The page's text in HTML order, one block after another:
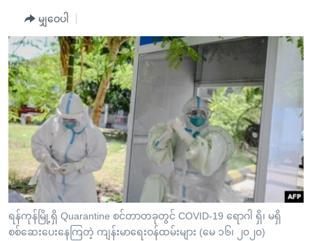
ကျော်
ကြည့်
ရန်
ပင်မ
အ
ညွန်း
စာမျက်နှာ
သို့
ကျော်
ကြည့်
ရန်
အစ္စရေး-ပါလက်စတိုင်း
အင်္ဂလိပ်စာလေ့လာမယ်
အမေရိကန်သုံးအီဒီယံ
မကြေးမုံရဲ့ အင်္ဂလိပ်စာ
ရုပ်ရှင်ထဲက အင်္ဂလိပ်စာ
သုတပဒေသာ အင်္ဂလိပ်စာ
အပတ်စဉ်ကဏ္ဍများ
ရေဒီယို
တီဗွီ
ရေဒီယိုနှင့်ရုပ်သံ အချက်အလက်များ
ရေဒီယို/တီဗွီအစီအစဉ်
Learning English
ဗွီအိုအေ လူမှုကွန်ယက်များ
မျှဝေပါ
ရန်ကုန်မြို့ရှိ Quarantine စင်တာတခုတွင် COVID-19 ရောဂါ ရှိ၊ မရှိ
စစ်ဆေးပေးနေကြတဲ့ ကျန်းမာရေးဝန်ထမ်းများ (မေ ၁၆၊ ၂၀၂၀)